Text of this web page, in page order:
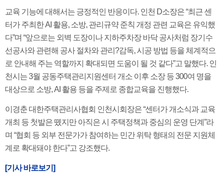
교육 기능에 대해서는 긍정적인 반응이다. 인천 D소장은 “최근 센
터가 주최한 AI 활용, 소방, 관리규약 준칙 개정 관련 교육은 유익했
다”며 “앞으로는 외벽 도장이나 지하주차장 바닥 공사처럼 장기수
선공사와 관련해 공사 절차와 관리?감독, 시공 방법 등을 체계적으
로 안내해 주는 역할까지 확대되면 도움이 될 것 같다”고 말했다. 인
천시는 3월 공동주택관리지원센터 개소 이후 소장 등 300여 명을
대상으로 소방, AI 활용 등을 주제로 종합교육을 진행했다.
이경춘 대한주택관리사협회 인천시회장은 “센터가 개소식과 교육
개최 등 첫발은 뗐지만 아직은 시 주택정책과 중심의 운영 단계”라
며 “협회 등 외부 전문가가 참여하는 민간 위탁 형태의 전문 지원체
계로 확대돼야 한다”고 강조했다.
[기사 바로보기]